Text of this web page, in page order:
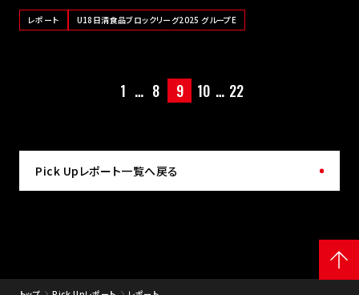
レポート U18日清食品ブロックリーグ2025 グループE
1 … 8 9 10 … 22
Pick Upレポート一覧へ戻る